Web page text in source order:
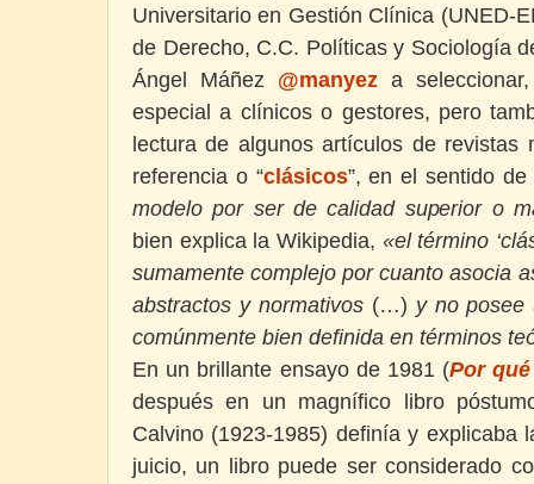
Universitario en Gestión Clínica (UNED-
de Derecho, C.C. Políticas y Sociología
Ángel Máñez @manyez a
especial a clínicos o gestores, pero
lectura de algunos artículos de revistas
referencia o “clásicos”, en el sentido de
modelo por ser de calidad superior o
bien explica la Wikipedia, «el término
sumamente complejo por cuanto asocia
abstractos y normativos(…) y no posee
comúnmente bien definida en términos
En un brillante ensayo de 1981 (Por
después en un magnífico libro
Calvino (1923-1985) definía y explicaba
juicio, un libro puede ser considerado